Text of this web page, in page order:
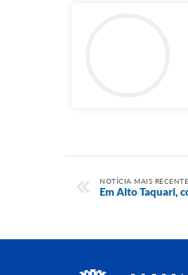
NOTÍCIA MAIS RECENTE
Em Alto Taquari,